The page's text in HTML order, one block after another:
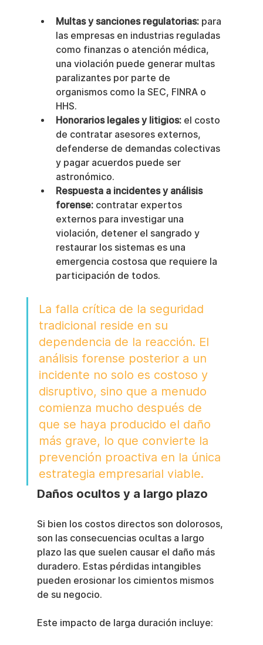
Multas y sanciones regulatorias: para
las empresas en industrias reguladas
como finanzas o atención médica,
una violación puede generar multas
paralizantes por parte de
organismos como la SEC, FINRA o
HHS.
Honorarios legales y litigios: el costo
de contratar asesores externos,
defenderse de demandas colectivas
y pagar acuerdos puede ser
astronómico.
Respuesta a incidentes y análisis
forense: contratar expertos
externos para investigar una
violación, detener el sangrado y
restaurar los sistemas es una
emergencia costosa que requiere la
participación de todos.
La falla crítica de la seguridad
tradicional reside en su
dependencia de la reacción. El
análisis forense posterior a un
incidente no solo es costoso y
disruptivo, sino que a menudo
comienza mucho después de
que se haya producido el daño
más grave, lo que convierte la
prevención proactiva en la única
estrategia empresarial viable.
Daños ocultos y a largo plazo
Si bien los costos directos son dolorosos,
son las consecuencias ocultas a largo
plazo las que suelen causar el daño más
duradero. Estas pérdidas intangibles
pueden erosionar los cimientos mismos
de su negocio.
Este impacto de larga duración incluye: